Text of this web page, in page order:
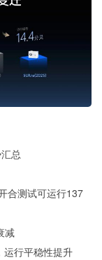
总
合测试可运行137
减
行平稳性提升